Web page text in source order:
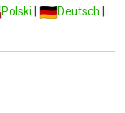
Polski Deutsch